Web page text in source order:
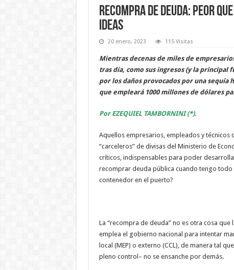
Recompra de deuda: Peor
ideas
20 enero, 2023 115 Visitas
Mientras decenas de miles de
tras día, como sus ingresos (y la principal
por los daños provocados por una sequía
que empleará 1000 millones de dólares
Por EZEQUIEL TAMBORNINI (*).
Aquellos empresarios, empleados y
“carceleros” de divisas del Ministerio de
críticos, indispensables para poder
recomprar deuda pública cuando tengo
contenedor en el puerto?
La “recompra de deuda” no es otra cosa
emplea el gobierno nacional para intentar
local (MEP) o externo (CCL), de manera tal
pleno control– no se ensanche por demás.